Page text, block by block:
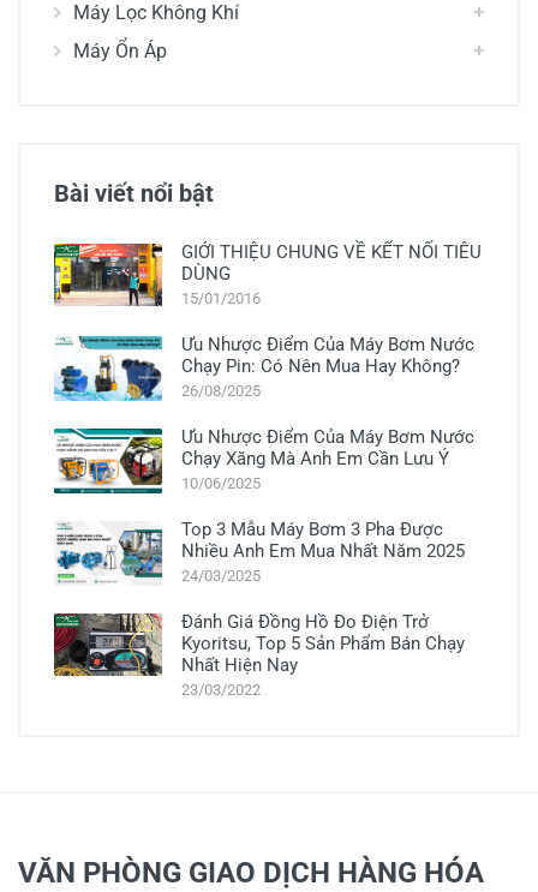
Máy Lọc Không Khí
Máy Ổn Áp
Bài viết nổi bật
GIỚI THIỆU CHUNG VỀ KẾT NỐI TIÊU
DÙNG
15/01/2016
Ưu Nhược Điểm Của Máy Bơm Nước
Chạy Pin: Có Nên Mua Hay Không?
26/08/2025
Ưu Nhược Điểm Của Máy Bơm Nước
Chạy Xăng Mà Anh Em Cần Lưu Ý
10/06/2025
Top 3 Mẫu Máy Bơm 3 Pha Được
Nhiều Anh Em Mua Nhất Năm 2025
24/03/2025
Đánh Giá Đồng Hồ Đo Điện Trở
Kyoritsu, Top 5 Sản Phẩm Bán Chạy
Nhất Hiện Nay
23/03/2022
VĂN PHÒNG GIAO DỊCH HÀNG HÓA